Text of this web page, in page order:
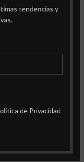
tendencias y
de Privacidad